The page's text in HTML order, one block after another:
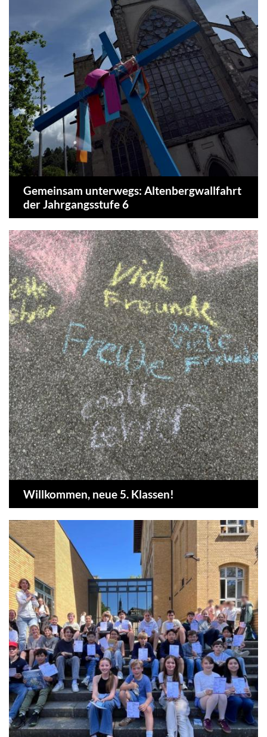
Gemeinsam unterwegs: Altenbergwallfahrt
der Jahrgangsstufe 6
Willkommen, neue 5. Klassen!